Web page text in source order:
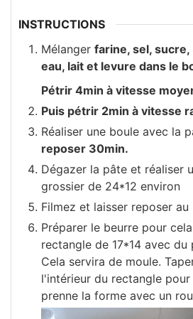
INSTRUCTIONS
Mélanger farine, sel,
eau, lait et levure dans le
Pétrir 4min à vitesse
Puis pétrir 2min à vitesse
Réaliser une boule avec la
reposer 30min.
Dégazer la pâte et réaliser
grossier de 24*12 environ
Filmez et laisser reposer
Préparer le beurre pour
rectangle de 17*14 avec du
Cela servira de moule.
l'intérieur du rectangle
prenne la forme avec un